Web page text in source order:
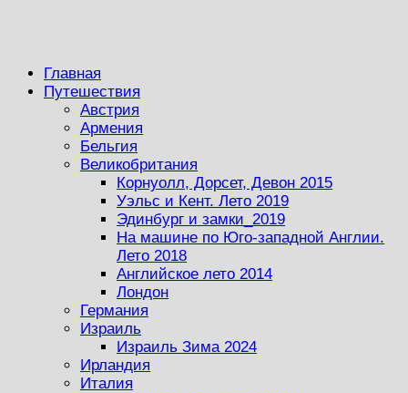
Главная
Путешествия
Австрия
Армения
Бельгия
Великобритания
Корнуолл, Дорсет, Девон 2015
Уэльс и Кент. Лето 2019
Эдинбург и замки_2019
На машине по Юго-западной Англии.
Лето 2018
Английское лето 2014
Лондон
Германия
Израиль
Израиль Зима 2024
Ирландия
Италия